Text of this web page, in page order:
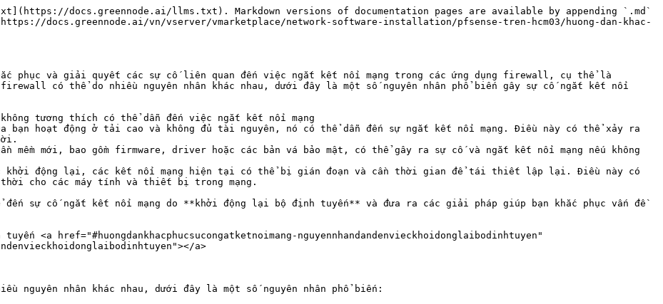
docs.greennode.ai/llms.txt). Markdown versions of documentation pages are available by appending `.md`
docs.greennode.ai/vn/vserver/vmarketplace/network-software-installation/pfsense-tren-hcm03/huong-dan-khac-
phục và giải quyết các sự cố liên quan đến việc ngắt kết nối mạng trong các ứng dụng firewall, cụ thể là
có thể do nhiều nguyên nhân khác nhau, dưới đây là một số nguyên nhân phổ biến gây sự cố ngắt kết nối
tương thích có thể dẫn đến việc ngắt kết nối mạng
hoạt động ở tải cao và không đủ tài nguyên, nó có thể dẫn đến sự ngắt kết nối mạng. Điều này có thể xảy ra
mềm mới, bao gồm firmware, driver hoặc các bản vá bảo mật, có thể gây ra sự cố và ngắt kết nối mạng nếu không
khởi động lại, các kết nối mạng hiện tại có thể bị gián đoạn và cần thời gian để tái thiết lập lại. Điều này có
thời cho các máy tính và thiết bị trong mạng.
sự cố ngắt kết nối mạng do **khởi động lại bộ định tuyến** và đưa ra các giải pháp giúp bạn khắc phục vấn đề
<a href="#huongdankhacphucsucongatketnoimang-nguyennhandandenvieckhoidonglaibodinhtuyen"
a>
nhân khác nhau, dưới đây là một số nguyên nhân phổ biến: